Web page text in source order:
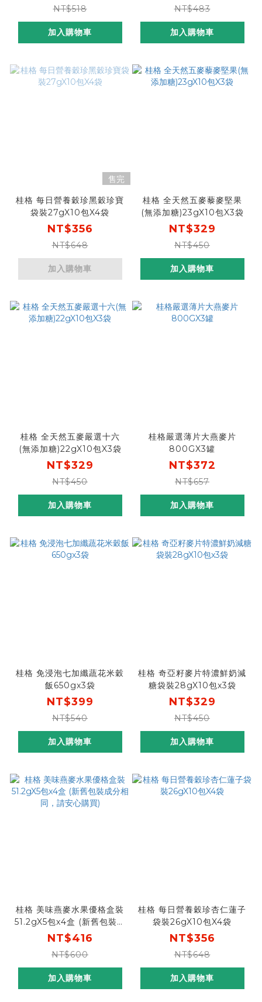
NT$518
加入購物車
NT$483
加入購物車
售完
桂格 每日營養穀珍黑穀珍寶
袋裝27gX10包X4袋
NT$356
NT$648
加入購物車
桂格 全天然五麥藜麥堅果
(無添加糖)23gX10包X3袋
NT$329
NT$450
加入購物車
桂格 全天然五麥嚴選十六
(無添加糖)22gX10包X3袋
NT$329
NT$450
加入購物車
桂格嚴選薄片大燕麥片
800GX3罐
NT$372
NT$657
加入購物車
桂格 免浸泡七加纖蔬花米穀
飯650gx3袋
NT$399
NT$540
加入購物車
桂格 奇亞籽麥片特濃鮮奶減
糖袋裝28gX10包x3袋
NT$329
NT$450
加入購物車
桂格 美味燕麥水果優格盒裝
51.2gX5包x4盒 (新舊包裝成
分相同，請安心購買)
NT$416
NT$600
加入購物車
桂格 每日營養穀珍杏仁蓮子
袋裝26gX10包X4袋
NT$356
NT$648
加入購物車